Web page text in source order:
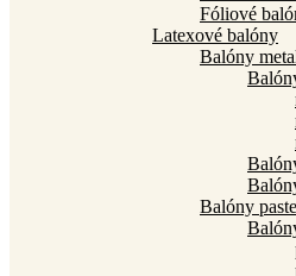
Fóliové
Latexové balóny
Balóny
Balóny